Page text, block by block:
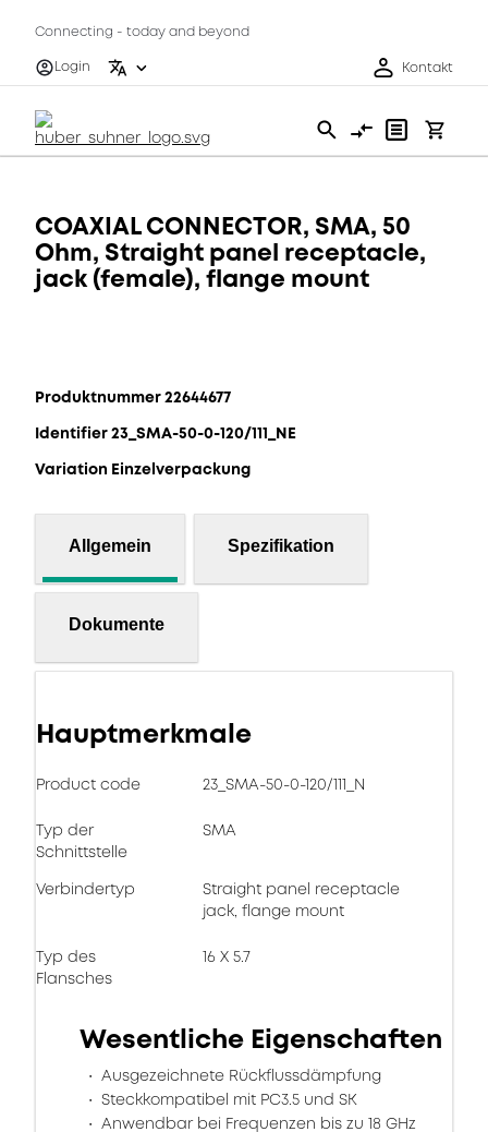
Connecting - today and beyond
Login
Kontakt
COAXIAL CONNECTOR, SMA, 50
Ohm, Straight panel receptacle,
jack (female), flange mount
Produktnummer 22644677
Identifier 23_SMA-50-0-120/111_NE
Variation Einzelverpackung
Allgemein Spezifikation
Dokumente
Hauptmerkmale
Product code 23_SMA-50-0-120/111_N
Typ der
Schnittstelle
SMA
Verbindertyp
Straight panel receptacle
jack, flange mount
Typ des
Flansches
16 X 5.7
Wesentliche Eigenschaften
Ausgezeichnete Rückflussdämpfung
Steckkompatibel mit PC3.5 und SK
Anwendbar bei Frequenzen bis zu 18 GHz